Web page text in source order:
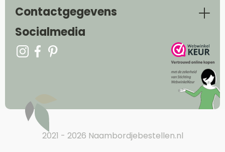
Contactgegevens
Socialmedia
2021 - 2026 Naambordjebestellen.nl